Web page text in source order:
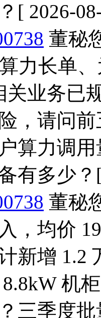
[ 2026-
董秘
力长单
关业务已
，请问
算力调
有多少？
董秘
，均价
新增 1.2
机
三季度